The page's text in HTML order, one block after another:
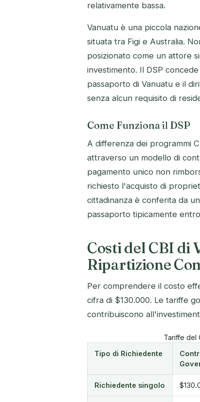
relativamente bassa.
Vanuatu è una piccola
situata tra Figi e Australia.
posizionato come un attore
investimento. Il DSP
passaporto di Vanuatu e il
senza alcun requisito di
Come Funziona il DSP
A differenza dei programmi
attraverso un modello di
pagamento unico non
richiesto l'acquisto di
cittadinanza è conferita da
passaporto tipicamente
Costi del CBI di
Ripartizione
Per comprendere il costo
cifra di $130.000. Le tariffe
contribuiscono
Tariffe del
Tipo di Richiedente
Richiedente singolo